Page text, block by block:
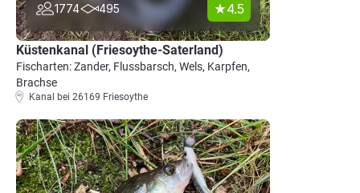
1774 495 4.5
Küstenkanal (Friesoythe-Saterland)
Fischarten: Zander, Flussbarsch, Wels, Karpfen,
Brachse
Kanal bei 26169 Friesoythe